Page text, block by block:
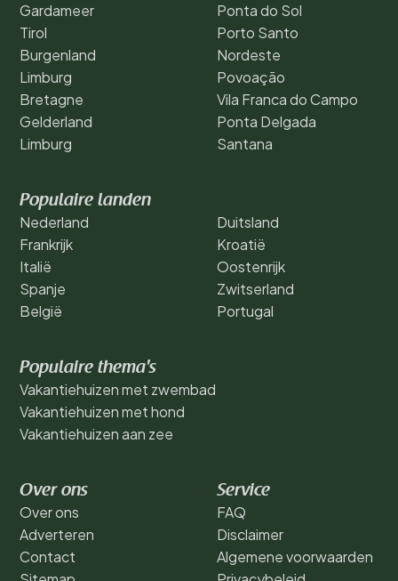
Gardameer
Tirol
Burgenland
Limburg
Bretagne
Gelderland
Limburg
Ponta do Sol
Porto Santo
Nordeste
Povoação
Vila Franca do Campo
Ponta Delgada
Santana
Populaire landen
Nederland
Frankrijk
Italië
Spanje
België
Duitsland
Kroatië
Oostenrijk
Zwitserland
Portugal
Populaire thema's
Vakantiehuizen met zwembad
Vakantiehuizen met hond
Vakantiehuizen aan zee
Over ons
Over ons
Adverteren
Contact
Service
FAQ
Disclaimer
Algemene voorwaarden